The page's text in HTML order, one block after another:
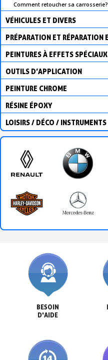
Comment retoucher sa carrosserie?
VÉHICULES ET DIVERS
PRÉPARATION ET RÉPARATION
PEINTURES À EFFETS SPÉCIAUX
OUTILS D’APPLICATION
PEINTURE CHROME
RÉSINE ÉPOXY
LOISIRS / DÉCO /
BESOIN
D'AIDE